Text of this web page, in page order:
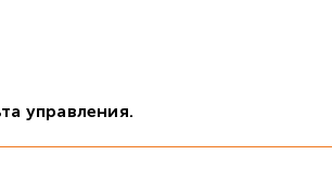
управления.